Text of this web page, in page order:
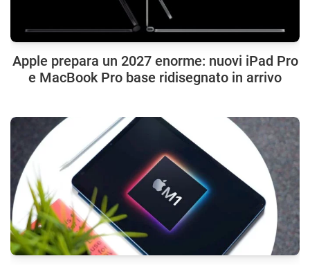
Apple prepara un 2027 enorme: nuovi iPad Pro
e MacBook Pro base ridisegnato in arrivo